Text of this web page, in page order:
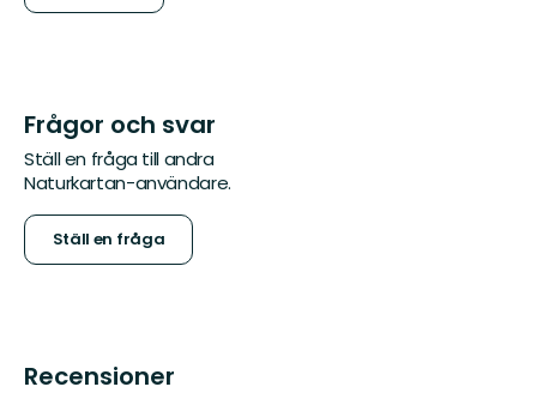
Frågor och svar
Ställ en fråga till andra
Naturkartan-användare.
Ställ en fråga
Recensioner